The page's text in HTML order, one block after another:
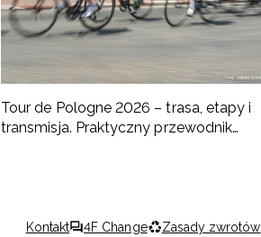
Tour de Pologne 2026 – trasa, etapy i
transmisja. Praktyczny przewodnik
Kontakt 4F Change Zasady zwrotów